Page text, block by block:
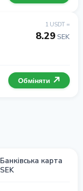
1 USDT =
8.29 SEK
Обміняти
Банківська карта
SEK